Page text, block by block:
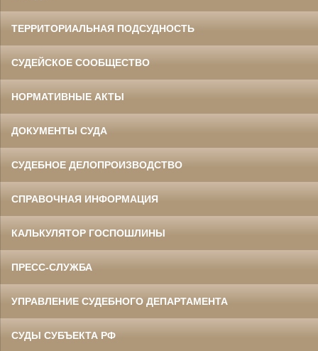
ТЕРРИТОРИАЛЬНАЯ ПОДСУДНОСТЬ
СУДЕЙСКОЕ СООБЩЕСТВО
НОРМАТИВНЫЕ АКТЫ
ДОКУМЕНТЫ СУДА
СУДЕБНОЕ ДЕЛОПРОИЗВОДСТВО
СПРАВОЧНАЯ ИНФОРМАЦИЯ
КАЛЬКУЛЯТОР ГОСПОШЛИНЫ
ПРЕСС-СЛУЖБА
УПРАВЛЕНИЕ СУДЕБНОГО ДЕПАРТАМЕНТА
СУДЫ СУБЪЕКТА РФ